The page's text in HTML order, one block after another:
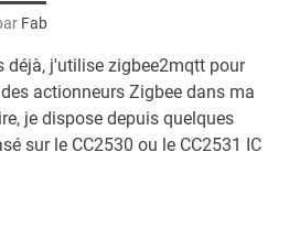
Fab
déjà, j'utilise zigbee2mqtt pour
actionneurs Zigbee dans ma
je dispose depuis quelques
sur le CC2530 ou le CC2531 IC